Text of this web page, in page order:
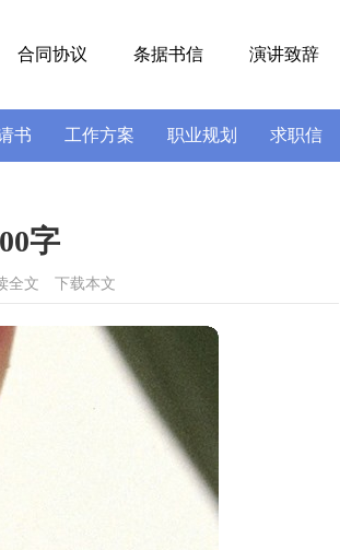
合同协议 条据书信 演讲致辞
书 工作方案 职业规划 求职信
字
全文 下载本文